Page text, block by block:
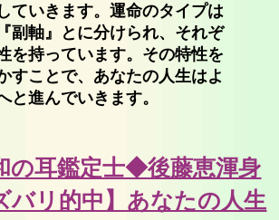
ていきます。運命のタイプは
副軸』とに分けられ、それぞ
を持っています。その特性を
すことで、あなたの人生はよ
と進んでいきます。
の耳鑑定士◆後藤恵渾身
バリ的中】あなたの人生